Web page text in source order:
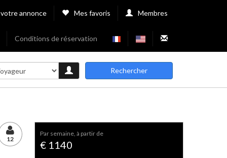
annonce Mes favoris Membres
Conditions de réservation
Rechercher
12
par semaine, à partir de
€ 1140